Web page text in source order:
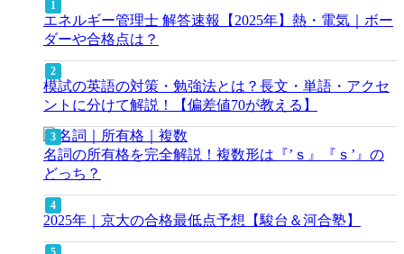
エネルギー管理士 解答速報【2025年】熱・電気｜ボー
ダーや合格点は？
模試の英語の対策・勉強法とは？長文・単語・アクセ
ントに分けて解説！【偏差値70が教える】
名詞の所有格を完全解説！複数形は『’ｓ』『ｓ’』の
どっち？
2025年｜京大の合格最低点予想【駿台＆河合塾】